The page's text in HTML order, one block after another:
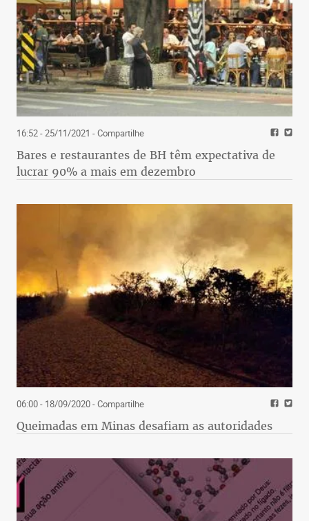
16:52 - 25/11/2021 - Compartilhe
Bares e restaurantes de BH têm expectativa de
lucrar 90% a mais em dezembro
06:00 - 18/09/2020- Compartilhe
Queimadas em Minas desafiam as autoridades